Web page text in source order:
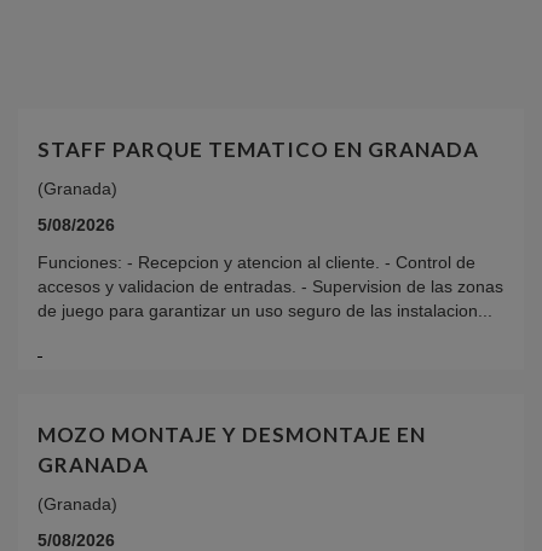
STAFF PARQUE TEMATICO EN GRANADA
(Granada)
5/08/2026
Funciones: - Recepcion y atencion al cliente. - Control de
accesos y validacion de entradas. - Supervision de las zonas
de juego para garantizar un uso seguro de las instalacion...
MOZO MONTAJE Y DESMONTAJE EN
GRANADA
(Granada)
5/08/2026